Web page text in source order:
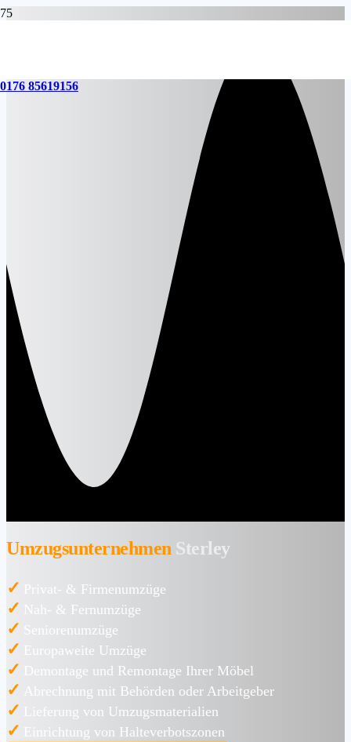
0176 85619156
Umzugsunternehmen Sterley
✓ Privat- & Firmenumzüge
✓ Nah- & Fernumzüge
✓ Seniorenumzüge
✓ Europaweite Umzüge
✓ Demontage und Remontage Ihrer Möbel
✓ Abrechnung mit Behörden oder Arbeitgeber
✓ Lieferung von Umzugsmaterialien
✓ Einrichtung von Halteverbotszonen